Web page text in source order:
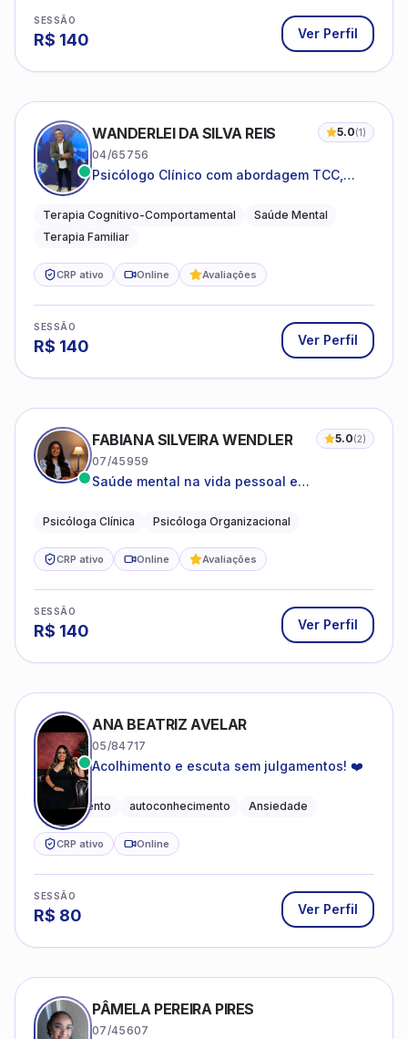
SESSÃO
R$ 140 Ver Perfil
WANDERLEI DA SILVA REIS 5.0(1)
04/65756
Psicólogo Clínico com abordagem TCC,
sistêmica
Terapia Cognitivo-Comportamental
Saúde Mental
Terapia Familiar
CRP ativo Online Avaliações
SESSÃO
R$ 140 Ver Perfil
FABIANA SILVEIRA WENDLER 5.0(2)
07/45959
Saúde mental na vida pessoal e
Psicóloga Clínica Psicóloga Organizacional
CRP ativo Online Avaliações
SESSÃO
R$ 140 Ver Perfil
ANA BEATRIZ AVELAR
05/84717
Acolhimento e escuta sem julgamentos! ❤️
Acolhimento autoconhecimento Ansiedade
CRP ativo Online
SESSÃO
R$ 80 Ver Perfil
PÂMELA PEREIRA PIRES
07/45607